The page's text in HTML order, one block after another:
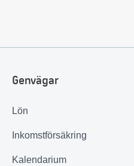
Genvägar
Lön
Inkomstförsäkring
Kalendarium